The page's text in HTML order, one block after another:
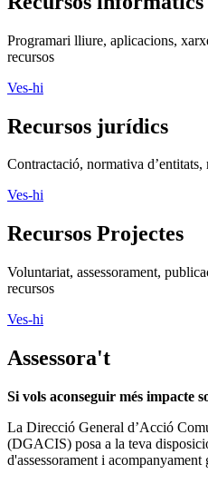
Recursos informàtics
recursos
Ves-hi
Recursos jurídics
Contractació, normativa d’entitats,
Ves-hi
Recursos Projectes
recursos
Ves-hi
Assessora't
Si vols aconseguir més impacte
LaDirecció General d’Acció